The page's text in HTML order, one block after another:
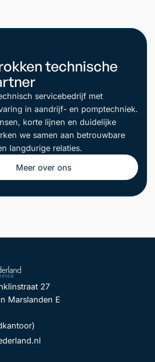
technische
servicebedrijf met
in aandrijf- en pomptechniek.
korte lijnen en duidelijke
we samen aan betrouwbare
langdurige relaties.
Meer over ons
27
Marslanden E